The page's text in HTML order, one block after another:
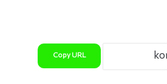
Copy URL